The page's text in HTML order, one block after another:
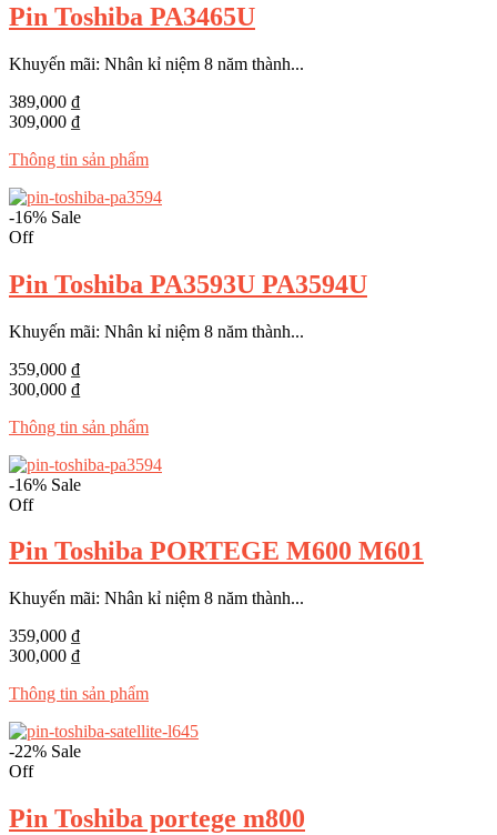
Pin Toshiba PA3465U
Khuyến mãi: Nhân kỉ niệm 8 năm thành...
389,000 ₫
309,000 ₫
Thông tin sản phẩm
-16% Sale
Off
Pin Toshiba PA3593U PA3594U
Khuyến mãi: Nhân kỉ niệm 8 năm thành...
359,000 ₫
300,000 ₫
Thông tin sản phẩm
-16% Sale
Off
Pin Toshiba PORTEGE M600 M601
Khuyến mãi: Nhân kỉ niệm 8 năm thành...
359,000 ₫
300,000 ₫
Thông tin sản phẩm
-22% Sale
Off
Pin Toshiba portege m800